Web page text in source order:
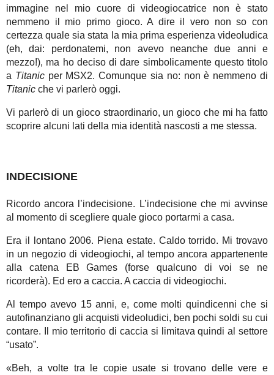
immagine nel mio cuore di videogiocatrice non è stato
nemmeno il mio primo gioco. A dire il vero non so con
certezza quale sia stata la mia prima esperienza videoludica
(eh, dai: perdonatemi, non avevo neanche due anni e
mezzo!), ma ho deciso di dare simbolicamente questo titolo
a Titanicper MSX2. Comunque sia no: non è nemmeno di
Titanic che vi parlerò oggi.
Vi parlerò di un gioco straordinario, un gioco che mi ha fatto
scoprire alcuni lati della mia identità nascosti a me stessa.
INDECISIONE
Ricordo ancora l’indecisione. L’indecisione che mi avvinse
al momento di scegliere quale gioco portarmi a casa.
Era il lontano 2006. Piena estate. Caldo torrido. Mi trovavo
in un negozio di videogiochi, al tempo ancora appartenente
alla catena EB Games (forse qualcuno di voi se ne
ricorderà). Ed ero a caccia. A caccia di videogiochi.
Al tempo avevo 15 anni, e, come molti quindicenni che si
autofinanziano gli acquisti videoludici, ben pochi soldi su cui
contare. Il mio territorio di caccia si limitava quindi al settore
“usato”.
«Beh, a volte tra le copie usate si trovano delle vere e